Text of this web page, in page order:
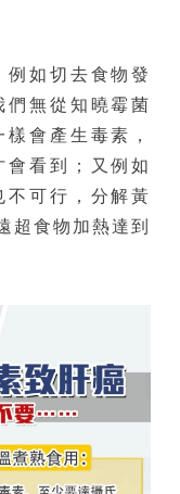
例如切去食物發
們無從知曉霉菌
會產生毒素，
會看到；又例如
不可行，分解黃
超食物加熱達到